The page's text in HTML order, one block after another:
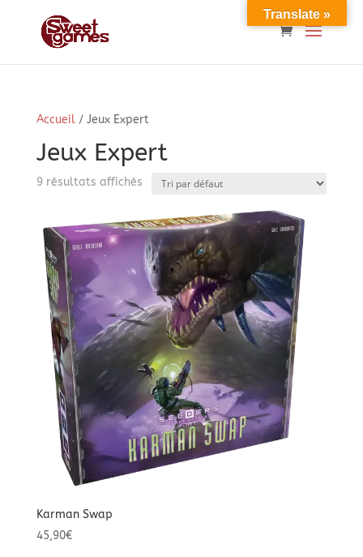
Accueil/ Jeux Expert
Jeux Expert
9 résultats affichés
Karman Swap
45,90€
Translate »